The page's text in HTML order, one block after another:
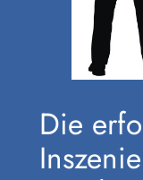
Die